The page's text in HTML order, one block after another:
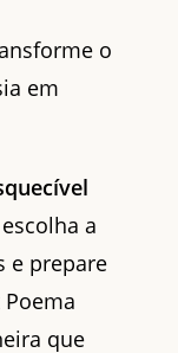
o
em
a
e prepare
que